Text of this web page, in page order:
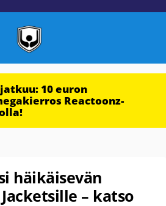
10 euron
Reactoonz-
häikäisevän
– katso